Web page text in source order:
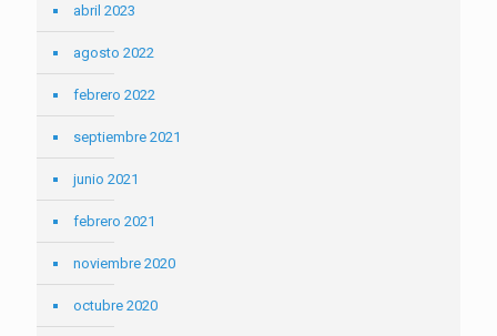
abril 2023
agosto 2022
febrero 2022
septiembre 2021
junio 2021
febrero 2021
noviembre 2020
octubre 2020